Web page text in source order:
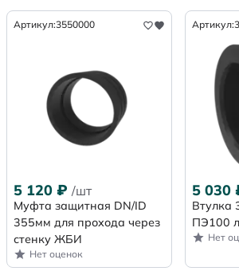
Артикул:3550000
5 120 ₽ /шт
Муфта защитная DN/ID
355мм для прохода через
стенку ЖБИ
Нет оценок
Артикул:
5 030
Втулка
ПЭ100
Нет